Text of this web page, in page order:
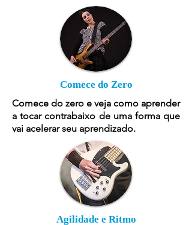
Comece do Zero
Comece do zero e veja como aprender
a tocar contrabaixo de uma forma que
vai acelerar seu aprendizado.
Agilidade e Ritmo